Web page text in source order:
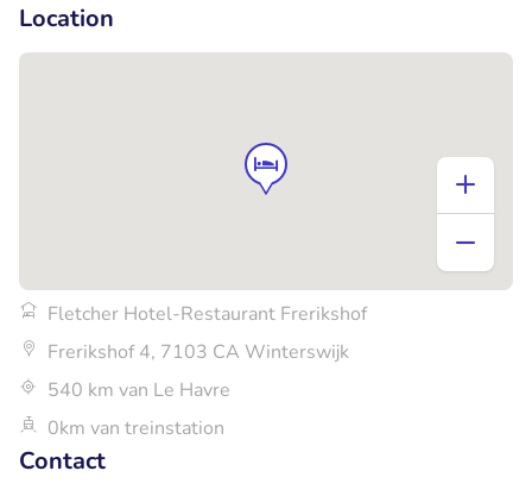
Location
Fletcher Hotel-Restaurant Frerikshof
Frerikshof 4, 7103 CA Winterswijk
540 km van Le Havre
0km van treinstation
Contact